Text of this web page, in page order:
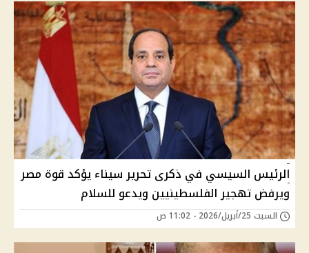
الرئيس السيسي في ذكرى تحرير سيناء يؤكد قوة مصر
ويرفض تهجير الفلسطينيين ويدعو للسلام
السبت 25/أبريل/2026 - 11:02 ص